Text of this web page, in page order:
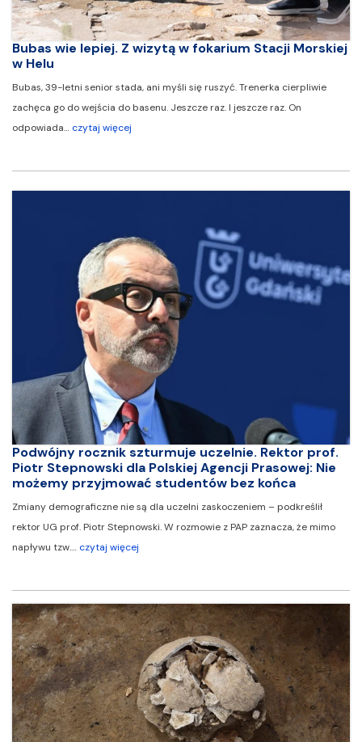
Bubas wie lepiej. Z wizytą w fokarium Stacji Morskiej
w Helu
Bubas, 39-letni senior stada, ani myśli się ruszyć. Trenerka cierpliwie
zachęca go do wejścia do basenu. Jeszcze raz. I jeszcze raz. On
odpowiada… czytaj więcej
Podwójny rocznik szturmuje uczelnie. Rektor prof.
Piotr Stepnowski dla Polskiej Agencji Prasowej: Nie
możemy przyjmować studentów bez końca
Zmiany demograficzne nie są dla uczelni zaskoczeniem – podkreślił
rektor UG prof. Piotr Stepnowski. W rozmowie z PAP zaznacza, że mimo
napływu tzw.… czytaj więcej